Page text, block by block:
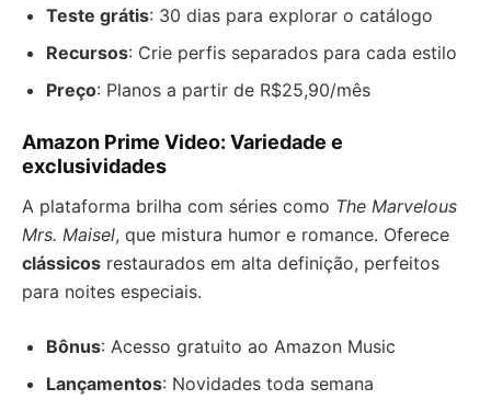
Teste grátis: 30 dias para explorar o catálogo
Recursos: Crie perfis separados para cada estilo
Preço: Planos a partir de R$25,90/mês
Amazon Prime Video: Variedade e
exclusividades
A plataforma brilha com séries como The Marvelous
Mrs. Maisel, que mistura humor e romance. Oferece
clássicos restaurados em alta definição, perfeitos
para noites especiais.
Bônus: Acesso gratuito ao Amazon Music
Lançamentos: Novidades toda semana